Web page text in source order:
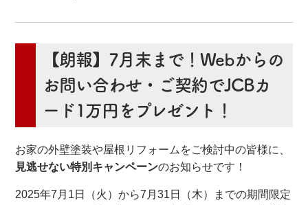
【朗報】7月末まで！Webからの
お問い合わせ・ご契約でJCBカ
ード1万円をプレゼント！
お家の外壁塗装や屋根リフォームをご検討中の皆様に、
見逃せない特別キャンペーンのお知らせです！
2025年7月1日（火）から7月31日（木）までの期間限定